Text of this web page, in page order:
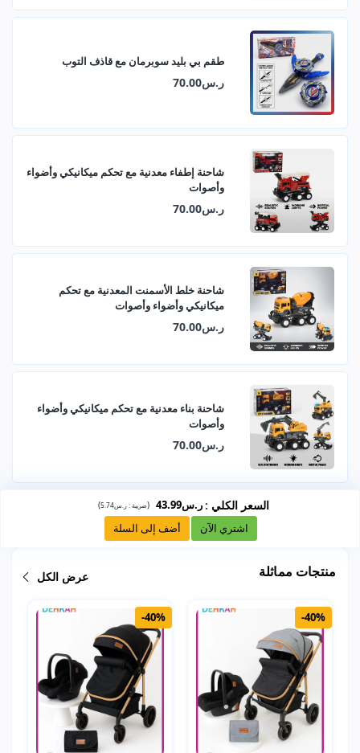
طقم بي بليد سوبرمان مع قاذف التوب
ر.س70.00
شاحنة إطفاء معدنية مع تحكم ميكانيكي وأضواء
وأصوات
ر.س70.00
شاحنة خلط الأسمنت المعدنية مع تحكم
ميكانيكي وأضواء وأصوات
ر.س70.00
شاحنة بناء معدنية مع تحكم ميكانيكي وأضواء
وأصوات
ر.س70.00
السعر الكلي : ر.س43.99 (ضريبة :ر.س5.74 )
اشتري الآن أضف إلى السلة
منتجات مماثلة عرض الكل
-40%
-40%